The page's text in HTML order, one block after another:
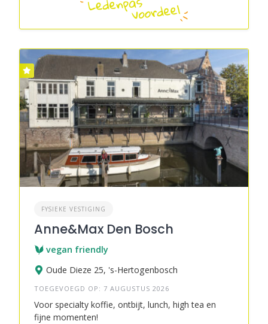
FYSIEKE VESTIGING
Anne&Max Den Bosch
vegan friendly
Oude Dieze 25, 's-Hertogenbosch
TOEGEVOEGD OP: 7 AUGUSTUS 2026
Voor specialty koffie, ontbijt, lunch, high tea en
fijne momenten!